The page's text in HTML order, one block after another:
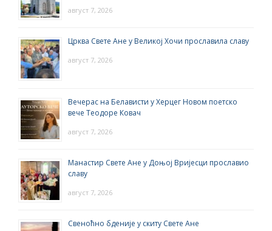
август 7, 2026
Црква Свете Ане у Великој Хочи прославила славу
август 7, 2026
Вечерас на Белависти у Херцег Новом поетско
вече Теодоре Ковач
август 7, 2026
Манастир Свете Ане у Доњој Вријесци прославио
славу
август 7, 2026
Свеноћно бденије у скиту Свете Ане